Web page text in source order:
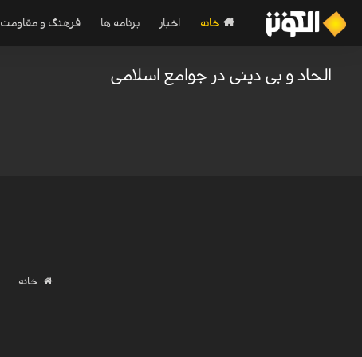
خانه اخبار برنامه ها فرهنگ و مقاومت
الحاد و بی دینی در جوامع اسلامی
خانه